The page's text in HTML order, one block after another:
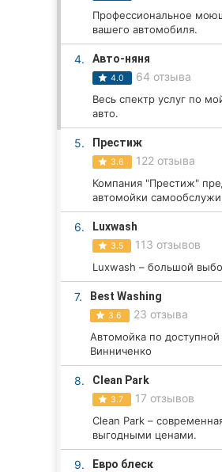
Все города:
Кропивницкий
Винница
Хмельницкий
Харьков
Запорожье
Профессиональное
вашего автомобиля.
4. Авто-няня
4.0 64 отзыва
Весь спектр услуг по
авто.
5. Престиж
3.6 122 отзыва
Компания "Престиж"
автомойки
6. Luxwash
3.5 113 отзывов
Luxwash – большой
7. Best Washing
3.6 23 отзыва
Автомойка по
Винниченко
8. Clean Park
3.7 17 отзывов
Clean Park –
выгодными ценами.
9. Евро блеск